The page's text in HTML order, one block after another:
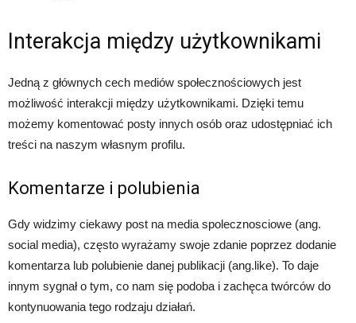
Interakcja między użytkownikami
Jedną z głównych cech mediów społecznościowych jest
możliwość interakcji między użytkownikami. Dzięki temu
możemy komentować posty innych osób oraz udostępniać ich
treści na naszym własnym profilu.
Komentarze i polubienia
Gdy widzimy ciekawy post na media spolecznosciowe (ang.
social media), często wyrażamy swoje zdanie poprzez dodanie
komentarza lub polubienie danej publikacji (ang.like). To daje
innym sygnał o tym, co nam się podoba i zachęca twórców do
kontynuowania tego rodzaju działań.